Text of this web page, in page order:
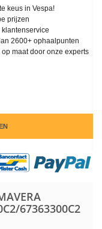
keus in Vespa!
prijzen
klantenservice
2600+ ophaalpunten
op maat door onze experts
67363300C2